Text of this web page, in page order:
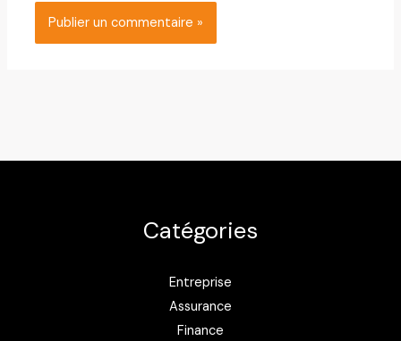
Catégories
Entreprise
Assurance
Finance